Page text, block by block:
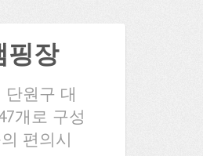
핑장
원구 대
개로 구성
편의시